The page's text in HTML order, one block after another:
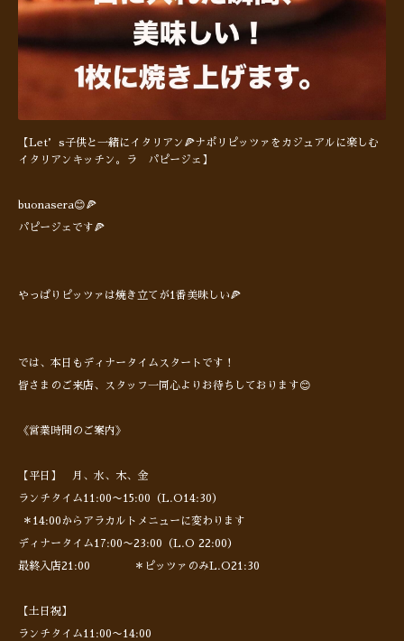
【Let’s子供と一緒にイタリアン🍕ナポリピッツァをカジュアルに楽しむ
イタリアンキッチン。ラ パピージェ】
buonasera😊🍕
パピージェです🍕
やっぱりピッツァは焼き立てが1番美味しい🍕
では、本日もディナータイムスタートです！
皆さまのご来店、スタッフ一同心よりお待ちしております😊
《営業時間のご案内》
【平日】 月、水、木、金
ランチタイム11:00〜15:00（L.O14:30）
＊14:00からアラカルトメニューに変わります
ディナータイム17:00〜23:00（L.O 22:00）
最終入店21:00 ＊ピッツァのみL.O21:30
【土日祝】
ランチタイム11:00〜14:00